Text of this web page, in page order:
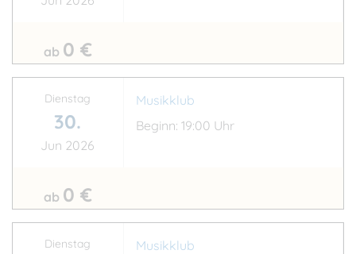
ab 0 €
Dienstag
30.
Jun 2026
Musikklub
Beginn: 19:00 Uhr
ab 0 €
Dienstag
Musikklub